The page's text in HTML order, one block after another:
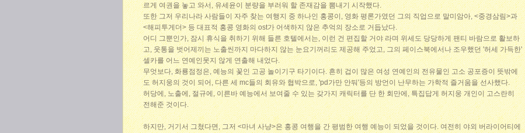
르게 여권을 놓고 와서, 유세윤이 분량을 부러워 할 존재감을 뽐내기 시작했다.
또한 그저 우리나라 사람들이 자주 찾는 여행지 중 하나인 홍콩이, 영화 평론가였던 그의 직업으로 말미암아, <중경삼림>과
<해피투게더> 등 대표적 홍콩 영화의 ost가 어색하지 않은 추억의 장소로 거듭났다.
어디 그뿐인가, 잠시 휴식을 취하기 위해 들른 호텔에서는, 이런 건 편집할 거야 라며 위세도 당당하게 팬티 바람으로 활보하
고, 웃통을 벗어제끼는 노출씬까지 마다하지 않는 눈요기꺼리도 제공해 주었고, 그의 페이스북에서나 조우했던 '허세 가득한'
셀카를 어느 연예인못지 않게 연출해 내었다.
무엇보다, 화룡점정은, 예능의 꽃인 고공 놀이기구 타기이다. 흔히 겁이 많은 여성 연예인의 전유물인 고소 공포증이 뜻밖에
도 허지웅의 것이 되어, 다른 세 mc들의 회유와 협박으로, 'pd가만 안둬'등의 방언이 난무하는 가학적 즐거움을 선사했다.
허당에, 노출에, 절규에, 이른바 예능에서 보여줄 수 있는 갖가지 캐릭터를 단 한 회만에, 특집답게 허지웅 개인이 고스란히
전해준 것이다.
하지만, 거기서 그쳤다면, 그저 <마녀 사냥>은 홍콩 여행을 간 평범한 여행 예능이 되었을 것이다. 여전히 야외 버라이어티에